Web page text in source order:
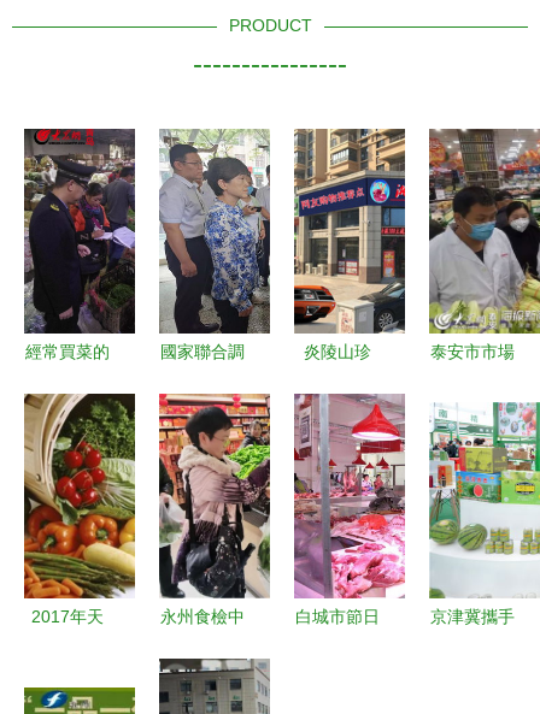
PRODUCT
----------------
經常買菜的
從今天起，
買這種菜千
萬看“雙
證”，否
則……擴散
提醒！
國家聯合調
西調研農獸
藥殘留難題
聚焦食用農
產品批發環
節治理
炎陵山珍
——探秘炎
陵縣湘滇農
土特產店的
應季果蔬與
鄉村野貨
泰安市市場
防線，全力
保障疫情防
控期間食用
農產品批發
2017年天
供應充足
永州食檢中
守護，筑牢
白城市節日
京津冀攜手